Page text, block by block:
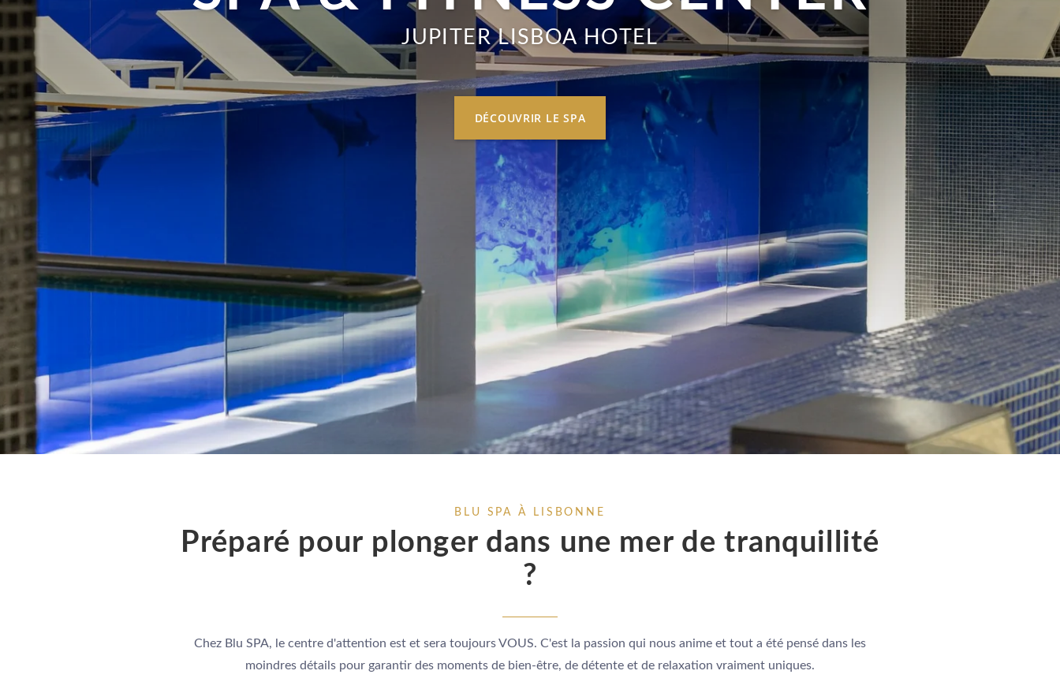
JUPITER LISBOA HOTEL
DÉCOUVRIR LE SPA
BLU SPA À LISBONNE
Préparé pour plonger dans une mer de tranquillité
?
Chez Blu SPA, le centre d'attention est et sera toujours VOUS. C'est la passion qui nous anime et tout a été pensé dans les
moindres détails pour garantir des moments de bien-être, de détente et de relaxation vraiment uniques.